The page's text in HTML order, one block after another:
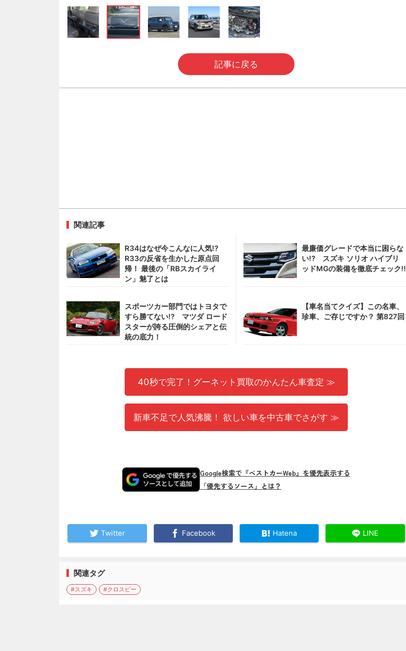
記事に戻る
関連記事
R34はなぜ今こんなに人気!?
R33の反省を生かした原点回
帰！ 最後の「RBスカイライ
ン」魅了とは
最廉価グレードで本当に困らな
い!? スズキ ソリオ ハイブリ
ッドMGの装備を徹底チェック!!
スポーツカー部門ではトヨタで
すら勝てない!? マツダ ロード
スターが誇る圧倒的シェアと伝
統の底力！
【車名当てクイズ】この名車、
珍車、ご存じですか？ 第827回
40秒で完了！グーネット買取のかんたん車査定 ≫
新車不足で人気沸騰！ 欲しい車を中古車でさがす ≫
Google検索で『ベストカーWeb』を優先表示する
「優先するソース」とは？
Twitter Facebook Hatena LINE
関連タグ
#スズキ #クロスビー